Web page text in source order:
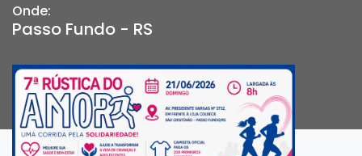
Onde:
Passo Fundo - RS